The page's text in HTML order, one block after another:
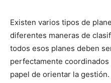
Existen varios tipos de
diferentes maneras de
todos esos planes deben
perfectamente
papel de orientar la gestión.